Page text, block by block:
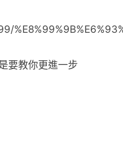
要教你更進一步